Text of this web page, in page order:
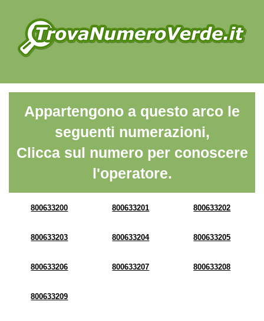
Appartengono a questo arco le
seguenti numerazioni,
Clicca sul numero per conoscere
l'operatore.
800633200 800633201 800633202
800633203 800633204 800633205
800633206 800633207 800633208
800633209